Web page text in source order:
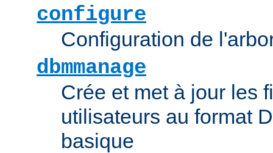
configure
Configuration de
dbmmanage
Crée et met à jour les
utilisateurs au format
basique